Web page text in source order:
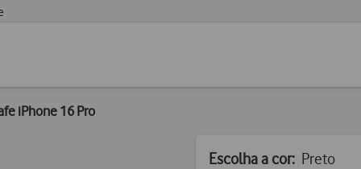
iPhone 16 Pro
Escolha a cor: Preto